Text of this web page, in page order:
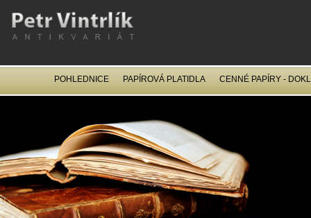
POHLEDNICE PAPÍROVÁ PLATIDLA CENNÉ PAPÍRY -